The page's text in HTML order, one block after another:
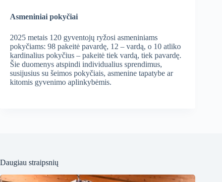
Asmeniniai pokyčiai
2025 metais 120 gyventojų ryžosi asmeniniams
pokyčiams: 98 pakeitė pavardę, 12 – vardą, o 10 atliko
kardinalius pokyčius – pakeitė tiek vardą, tiek pavardę.
Šie duomenys atspindi individualius sprendimus,
susijusius su šeimos pokyčiais, asmenine tapatybe ar
kitomis gyvenimo aplinkybėmis.
Daugiau straipsnių